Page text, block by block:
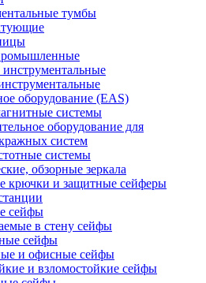
тумбы
оборудование (EAS)
системы
оборудование для
систем
системы
обзорные зеркала
крючки и защитные сейферы
сейфы
в стену сейфы
сейфы
и офисные сейфы
и взломостойкие сейфы